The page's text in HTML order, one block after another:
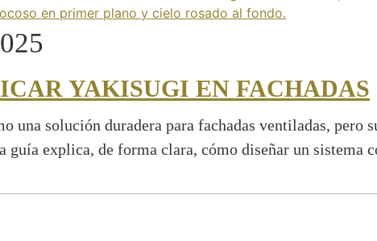
YAKISUGI EN FACHADAS
una solución duradera para fachadas ventiladas, pero
explica, de forma clara, cómo diseñar un sistema